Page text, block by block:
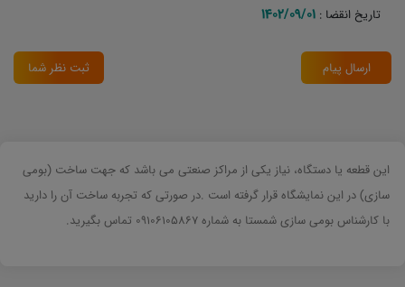
تاریخ انقضا : 1402/09/01
ارسال پیام ثبت نظر شما
این قطعه یا دستگاه، نیاز یکی از مراکز صنعتی می باشد که جهت ساخت (بومی
سازی) در این نمایشگاه قرار گرفته است .در صورتی که تجربه ساخت آن را دارید
با کارشناس بومی سازی شمستا به شماره 09106105867 تماس بگیرید.